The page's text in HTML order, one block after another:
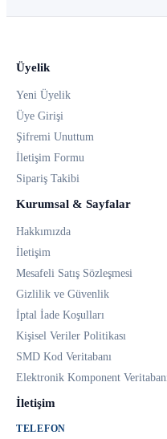
Üyelik
Yeni Üyelik
Üye Girişi
Şifremi Unuttum
İletişim Formu
Sipariş Takibi
Kurumsal & Sayfalar
Hakkımızda
İletişim
Mesafeli Satış Sözleşmesi
Gizlilik ve Güvenlik
İptal İade Koşulları
Kişisel Veriler Politikası
SMD Kod Veritabanı
Elektronik Komponent
İletişim
TELEFON